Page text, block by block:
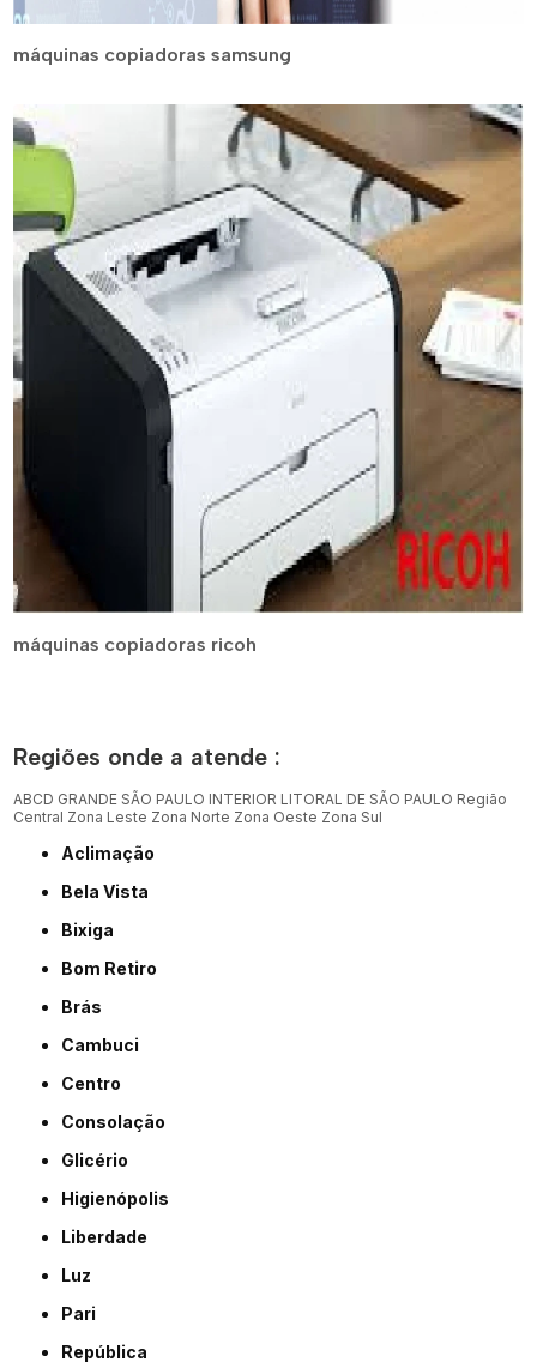
máquinas copiadoras samsung
máquinas copiadoras ricoh
Regiões onde a atende :
ABCD GRANDE SÃO PAULO INTERIOR LITORAL DE SÃO PAULO Região
Central Zona Leste Zona Norte Zona Oeste Zona Sul
Aclimação
Bela Vista
Bixiga
Bom Retiro
Brás
Cambuci
Centro
Consolação
Glicério
Higienópolis
Liberdade
Luz
Pari
República